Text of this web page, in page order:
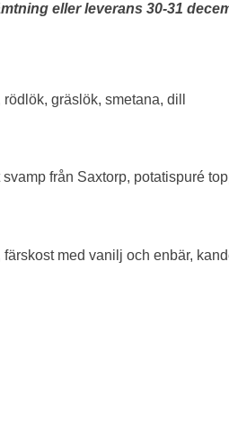
eller leverans 30-31
rödlök, gräslök, smetana, dill
svamp från Saxtorp, potatispuré
färskost med vanilj och enbär,